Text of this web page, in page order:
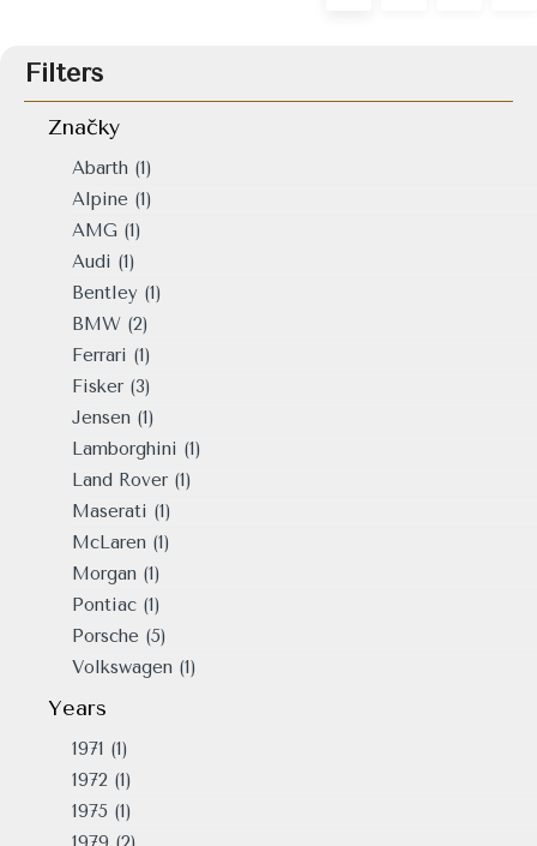
Filters
Značky
Abarth (1)
Alpine (1)
AMG (1)
Audi (1)
Bentley (1)
BMW (2)
Ferrari (1)
Fisker (3)
Jensen (1)
Lamborghini (1)
Land Rover (1)
Maserati (1)
McLaren (1)
Morgan (1)
Pontiac (1)
Porsche (5)
Volkswagen (1)
Years
1971 (1)
1972 (1)
1975 (1)